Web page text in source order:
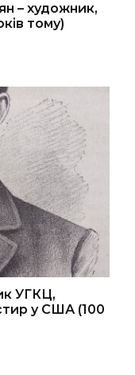
– художник,
тому)
УГКЦ,
у США (100